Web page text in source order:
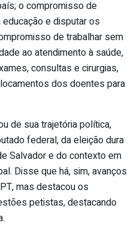
o compromisso de
e disputar os
de trabalhar sem
ao atendimento à saúde,
consultas e cirurgias,
dos doentes para
de sua trajetória política,
federal, da eleição dura
Salvador e do contexto em
Disse que há, sim, avanços
mas destacou os
petistas, destacando